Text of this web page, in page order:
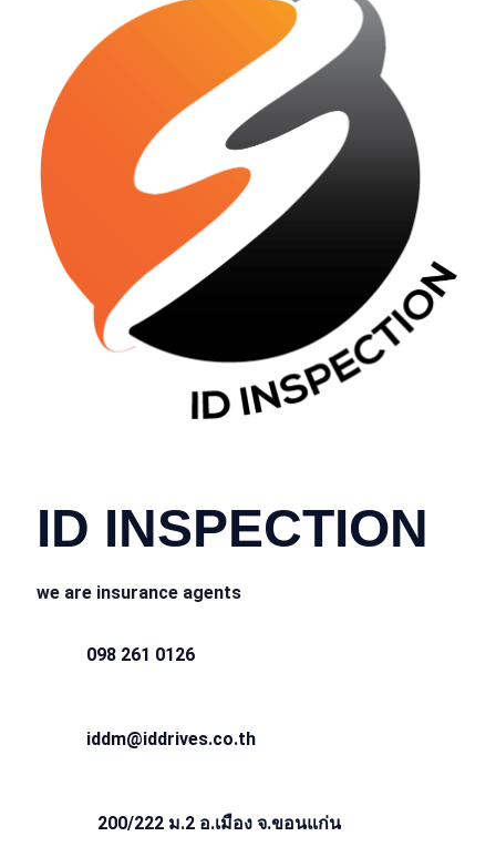
ID INSPECTION
we are insurance agents
098 261 0126
iddm@iddrives.co.th
200/222 ม.2 อ.เมือง จ.ขอนแก่น